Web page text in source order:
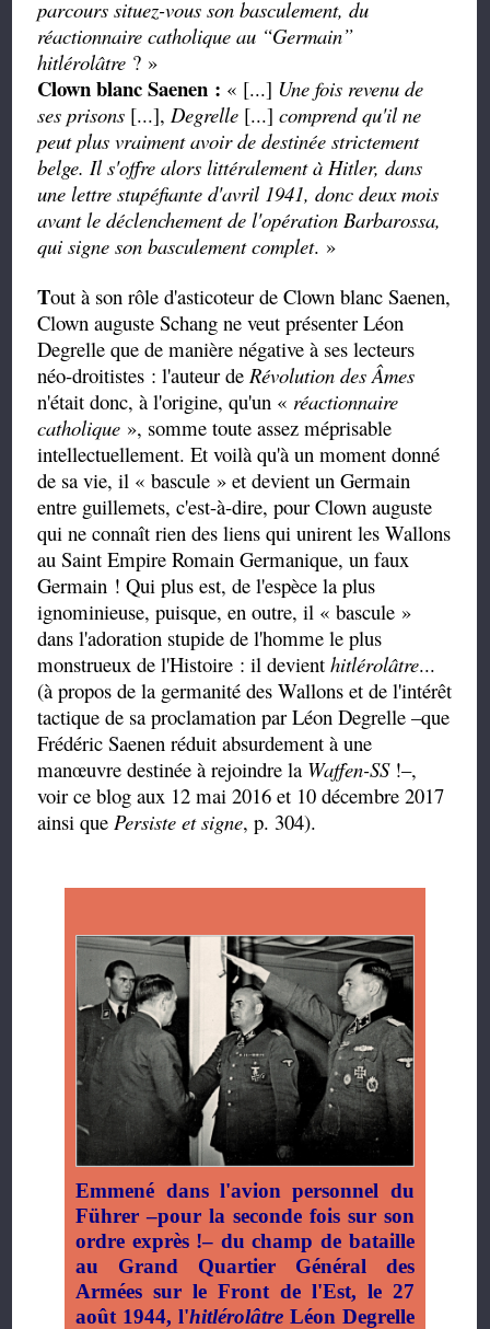
parcours situez-vous son basculement, du
réactionnaire catholique au “Germain”
hitlérolâtre ? »
Clown blanc Saenen : « [...] Une fois revenu de
ses prisons [...], Degrelle [...]comprend qu'il ne
peut plus vraiment avoir de destinée strictement
belge. Il s'offre alors littéralement à Hitler, dans
une lettre stupéfiante d'avril 1941, donc deux mois
avant le déclenchement de l'opération Barbarossa,
qui signe son basculement complet. »
Tout à son rôle d'asticoteur de Clown blanc Saenen,
Clown auguste Schang ne veut présenter Léon
Degrelle que de manière négative à ses lecteurs
néo-droitistes : l'auteur de Révolution des Âmes
n'était donc, à l'origine, qu'un « réactionnaire
catholique », somme toute assez méprisable
intellectuellement. Et voilà qu'à un moment donné
de sa vie, il « bascule » et devient un Germain
entre guillemets, c'est-à-dire, pour Clown auguste
qui ne connaît rien des liens qui unirent les Wallons
au Saint Empire Romain Germanique, un faux
Germain ! Qui plus est, de l'espèce la plus
ignominieuse, puisque, en outre, il « bascule »
dans l'adoration stupide de l'homme le plus
monstrueux de l'Histoire : il devienthitlérolâtre...
(à propos de la germanité des Wallons et de l'intérêt
tactique de sa proclamation par Léon Degrelle –que
Frédéric Saenen réduit absurdement à une
manœuvre destinée à rejoindre la Waffen-SS!–,
voir ce blog aux 12 mai 2016 et 10 décembre 2017
ainsi que Persiste et signe, p. 304).
Emmené dans l'avion personnel du
Führer –pour la seconde fois sur son
ordre exprès !– du champ de bataille
au Grand Quartier Général des
Armées sur le Front de l'Est, le 27
août 1944, l'hitlérolâtreLéon Degrelle